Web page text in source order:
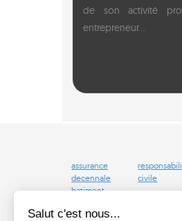
de son activité
entrepreneur...
assurance
decennale
batiment
civile
Salut c'est nous...